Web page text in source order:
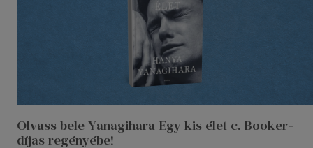
Olvass bele Yanagihara Egy kis élet c. Booker-
díjas regényébe!